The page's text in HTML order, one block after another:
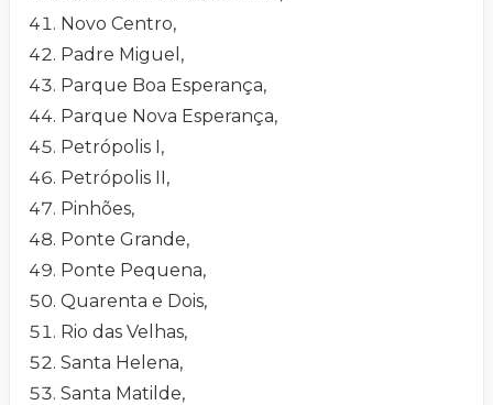
Novo Centro,
Padre Miguel,
Parque Boa Esperança,
Parque Nova Esperança,
Petrópolis I,
Petrópolis II,
Pinhões,
Ponte Grande,
Ponte Pequena,
Quarenta e Dois,
Rio das Velhas,
Santa Helena,
Santa Matilde,